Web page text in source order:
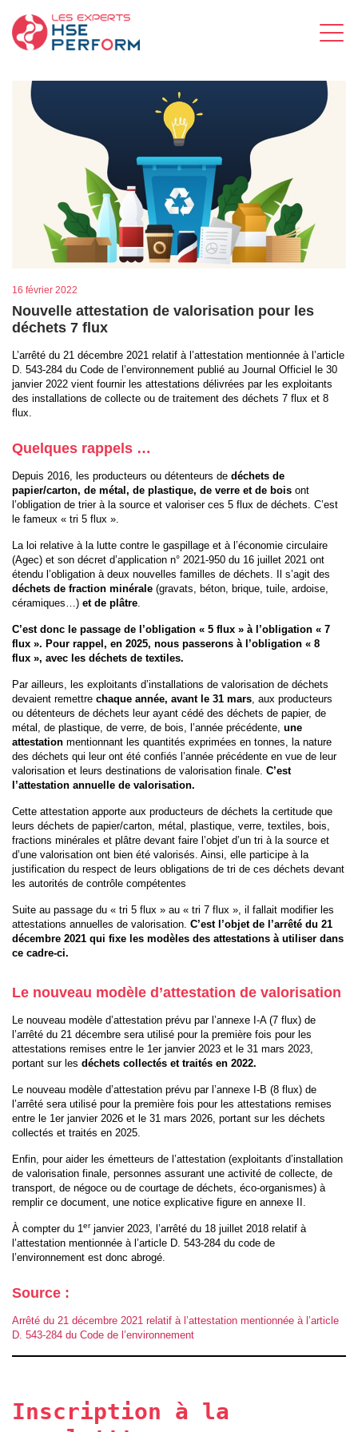
16 février 2022
Nouvelle attestation de valorisation pour les
déchets 7 flux
L’arrêté du 21 décembre 2021 relatif à l’attestation mentionnée à l’article
D. 543-284 du Code de l’environnement publié au Journal Officiel le 30
janvier 2022 vient fournir les attestations délivrées par les exploitants
des installations de collecte ou de traitement des déchets 7 flux et 8
flux.
Quelques rappels …
Depuis 2016, les producteurs ou détenteurs de déchets de
papier/carton, de métal, de plastique, de verre et de bois ont
l’obligation de trier à la source et valoriser ces 5 flux de déchets. C’est
le fameux « tri 5 flux ».
La loi relative à la lutte contre le gaspillage et à l’économie circulaire
(Agec) et son décret d’application n° 2021-950 du 16 juillet 2021 ont
étendu l’obligation à deux nouvelles familles de déchets. Il s’agit des
déchets de fraction minérale (gravats, béton, brique, tuile, ardoise,
céramiques…) et de plâtre
C’est donc le passage de l’obligation « 5 flux » à l’obligation « 7
flux ». Pour rappel, en 2025, nous passerons à l’obligation « 8
flux », avec les déchets de textiles.
Par ailleurs, les exploitants d’installations de valorisation de déchets
devaient remettre chaque année, avant le 31 mars , aux producteurs
ou détenteurs de déchets leur ayant cédé des déchets de papier, de
métal, de plastique, de verre, de bois, l’année précédente, une
attestation mentionnant les quantités exprimées en tonnes, la nature
des déchets qui leur ont été confiés l’année précédente en vue de leur
valorisation et leurs destinations de valorisation finale. C’est
l’attestation annuelle de valorisation.
Cette attestation apporte aux producteurs de déchets la certitude que
leurs déchets de papier/carton, métal, plastique, verre, textiles, bois,
fractions minérales et plâtre devant faire l’objet d’un tri à la source et
d’une valorisation ont bien été valorisés. Ainsi, elle participe à la
justification du respect de leurs obligations de tri de ces déchets devant
les autorités de contrôle compétentes
Suite au passage du « tri 5 flux » au « tri 7 flux », il fallait modifier les
attestations annuelles de valorisation. C’est l’objet de l’arrêté du 21
décembre 2021 qui fixe les modèles des attestations à utiliser dans
ce cadre-ci.
Le nouveau modèle d’attestation de valorisation
Le nouveau modèle d’attestation prévu par l’annexe I-A (7 flux) de
l’arrêté du 21 décembre sera utilisé pour la première fois pour les
attestations remises entre le 1er janvier 2023 et le 31 mars 2023,
portant sur les déchets collectés et traités en 2022.
Le nouveau modèle d’attestation prévu par l’annexe I-B (8 flux) de
l’arrêté sera utilisé pour la première fois pour les attestations remises
entre le 1er janvier 2026 et le 31 mars 2026, portant sur les déchets
collectés et traités en 2025.
Enfin, pour aider les émetteurs de l’attestation (exploitants d’installation
de valorisation finale, personnes assurant une activité de collecte, de
transport, de négoce ou de courtage de déchets, éco-organismes) à
remplir ce document, une notice explicative figure en annexe II.
À compter du 1 erjanvier 2023, l’arrêté du 18 juillet 2018 relatif à
l’attestation mentionnée à l’article D. 543-284 du code de
l’environnement est donc abrogé.
Source :
Arrêté du 21 décembre 2021 relatif à l’attestation mentionnée à l’article
D. 543-284 du Code de l’environnement